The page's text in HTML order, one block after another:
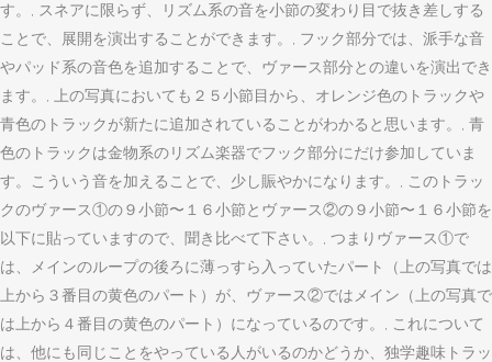
す。, スネアに限らず、リズム系の音を小節の変わり目で抜き差しする
ことで、展開を演出することができます。, フック部分では、派手な音
やパッド系の音色を追加することで、ヴァース部分との違いを演出でき
ます。, 上の写真においても２５小節目から、オレンジ色のトラックや
青色のトラックが新たに追加されていることがわかると思います。, 青
色のトラックは金物系のリズム楽器でフック部分にだけ参加していま
す。こういう音を加えることで、少し賑やかになります。, このトラッ
クのヴァース①の９小節〜１６小節とヴァース②の９小節〜１６小節を
以下に貼っていますので、聞き比べて下さい。, つまりヴァース①で
は、メインのループの後ろに薄っすら入っていたパート（上の写真では
上から３番目の黄色のパート）が、ヴァース②ではメイン（上の写真で
は上から４番目の黄色のパート）になっているのです。, これについて
は、他にも同じことをやっている人がいるのかどうか、独学趣味トラッ